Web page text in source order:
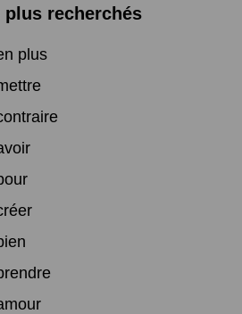
recherchés
plus